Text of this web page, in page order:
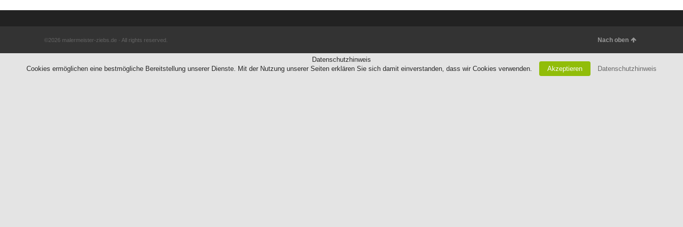
©2026 malermeister-ziebs.de · All rights reserved. Nach oben
Cookies ermöglichen eine bestmögliche Bereitstellung unserer Dienste. Mit der Nutzung unserer Seiten erklären Sie sich damit einverstanden, dass wir Cookies verwenden. Akzeptieren Datenschutzhinweis
Datenschutzhinweis